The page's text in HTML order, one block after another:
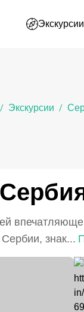
Экскурсии
/ Экскурсии /
знак...